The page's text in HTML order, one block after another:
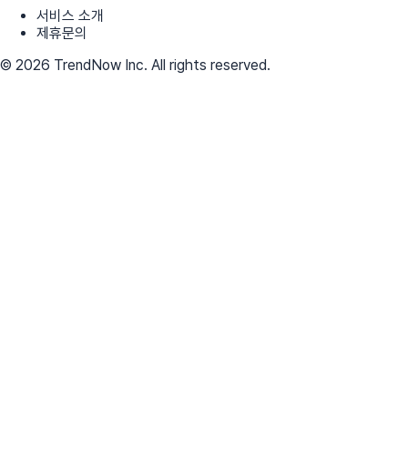
서비스 소개
제휴문의
© 2026 TrendNow Inc. All rights reserved.